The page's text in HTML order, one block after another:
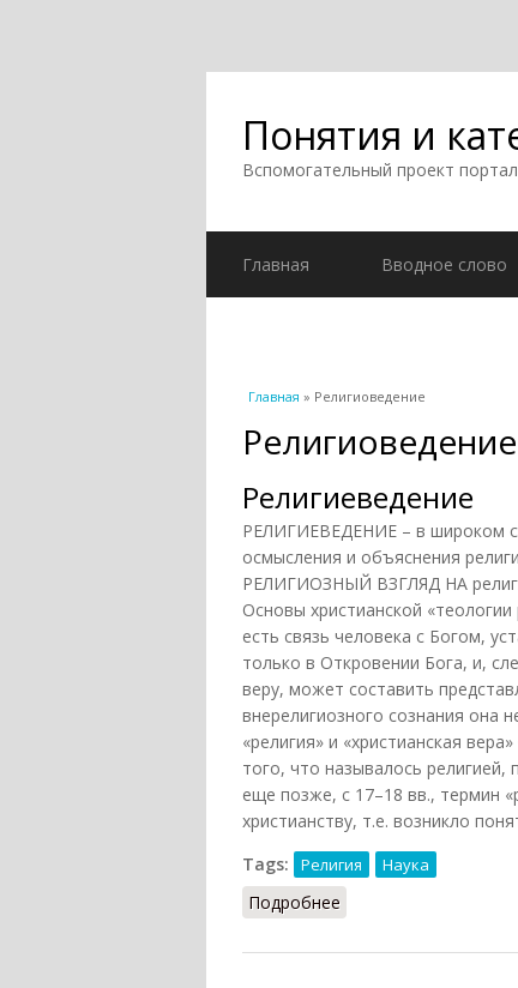
Понятия и
Вспомогательный проект
Главная Вводное слово
Вы здесь
Главная » Религиоведение
Религиоведение
Религиеведение
РЕЛИГИЕВЕДЕНИЕ – в широком
осмысления и объяснения
РЕЛИГИОЗНЫЙ ВЗГЛЯД НА
Основы христианской
есть связь человека с Богом,
только в Откровении Бога, и,
веру, может составить
внерелигиозного сознания она
«религия» и «христианская
того, что называлось религией,
еще позже, с 17–18 вв., термин
христианству, т.е. возникло
Tags:
Религия Наука
Подробнее